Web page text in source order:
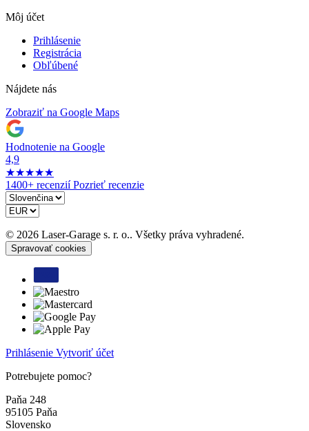
Môj účet
Prihlásenie
Registrácia
Obľúbené
Nájdete nás
Zobraziť na Google Maps
Hodnotenie na Google
4,9
★★★★★
1400+ recenzií Pozrieť recenzie
© 2026 Laser-Garage s. r. o.. Všetky práva vyhradené.
Spravovať cookies
Prihlásenie Vytvoriť účet
Potrebujete pomoc?
Paňa 248
95105 Paňa
Slovensko